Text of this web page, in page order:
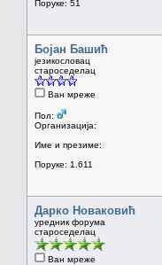
Поруке: 51
Бојан Башић
језикословац
староседелац
Ван мреже
Пол:
Организација:
Име и презиме:
Поруке: 1.611
Дарко Новаковић
уредник форума
староседелац
Ван мреже